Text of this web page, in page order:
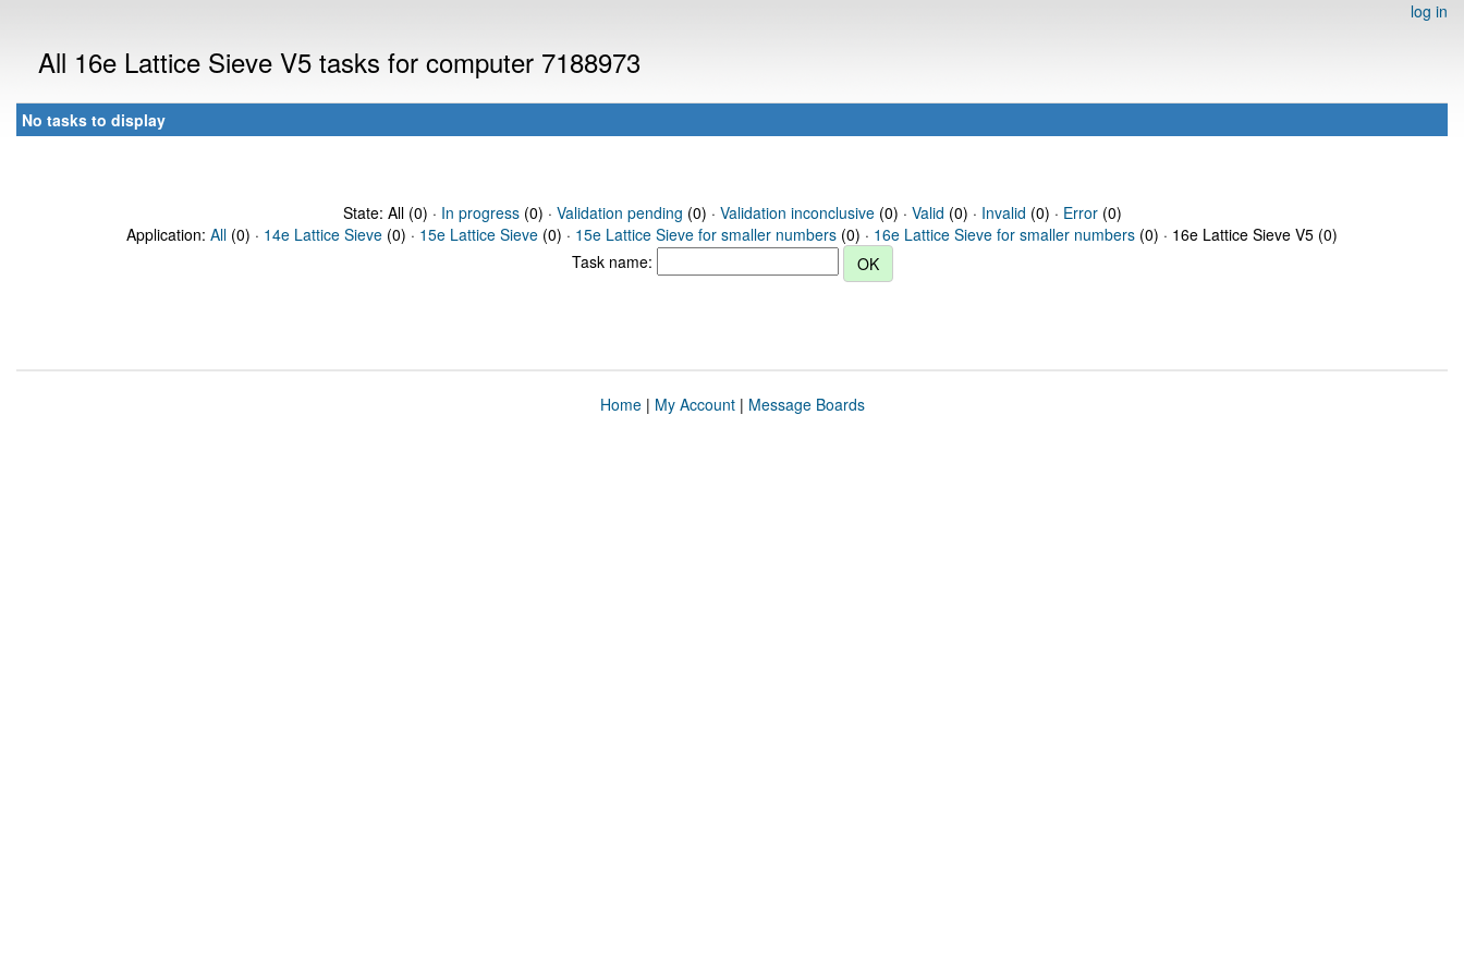
log in
All 16e Lattice Sieve V5 tasks for computer 7188973
No tasks to display
State: All (0) · In progress(0) · Validation pending (0) · Validation inconclusive(0) · Valid (0) · Invalid (0) · Error(0)
Application: All (0) · 14e Lattice Sieve (0) · 15e Lattice Sieve (0) · 15e Lattice Sieve for smaller numbers (0) · 16e Lattice Sieve for smaller numbers (0) · 16e Lattice Sieve V5 (0)
Task name:
Home| My Account| Message Boards